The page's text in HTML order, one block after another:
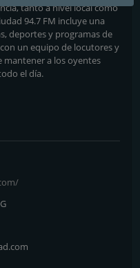
tanto a nivel local como
94.7 FM incluye una
deportes y programas de
un equipo de locutores y
mantener a los oyentes
el día.